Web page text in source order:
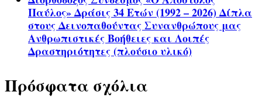
Παύλος» Δράσις 34 Ετών (1992 – 2026) Δίπλα
στους Δεινοπαθούντας Συνανθρώπους μας
Ανθρωπιστικές Βοήθειες και Λοιπές
Δραστηριότητες (πλούσιο υλικό)
Πρόσφατα σχόλια